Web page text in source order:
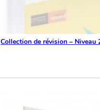
Collection de révision – Niveau